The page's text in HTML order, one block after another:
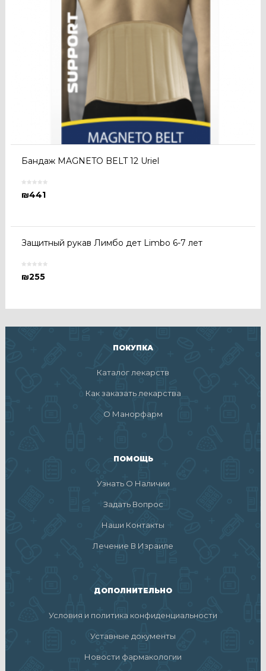
Бандаж MAGNETO BELT 12 Uriel
₪441
Защитный рукав Лимбо дет Limbo 6-7 лет
₪255
ПОКУПКА
Каталог лекарств
Как заказать лекарства
О Манорфарм
ПОМОЩЬ
Узнать О Наличии
Задать Вопрос
Наши Контакты
Лечение В Израиле
ДОПОЛНИТЕЛЬНО
Условия и политика конфиденциальности
Уставные документы
Новости фармакологии